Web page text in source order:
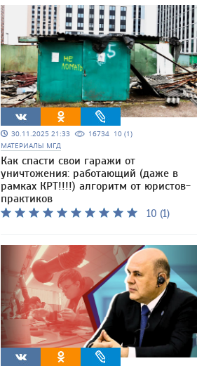
30.11.2025 21:33 16734 10 (1)
МАТЕРИАЛЫ МГД
Как спасти свои гаражи от
уничтожения: работающий (даже в
рамках КРТ!!!!) алгоритм от юристов-
практиков
10 (1)